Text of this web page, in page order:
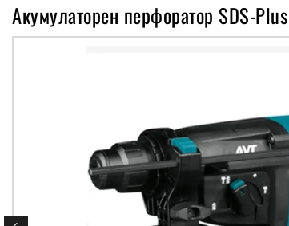
Акумулаторен перфоратор SDS-